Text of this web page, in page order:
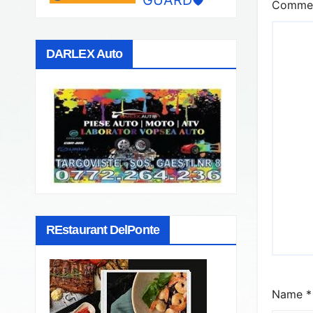
DARLEX Auto
REstaurant DelPonte
Name *